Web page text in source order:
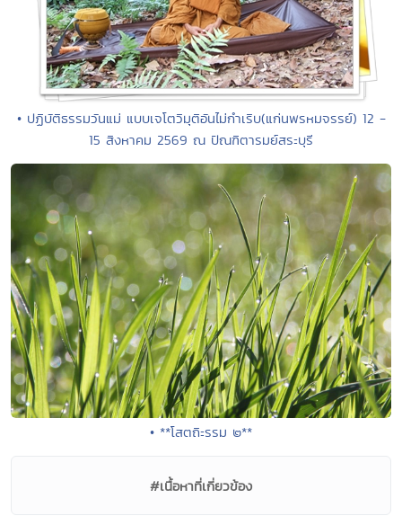
• ปฏิบัติธรรมวันแม่ แบบเจโตวิมุติอันไม่กำเริบ(แก่นพรหมจรรย์) 12 -
15 สิงหาคม 2569 ณ ปัณฑิตารมย์สระบุรี
• **โสตถิะรรม ๒**
#เนื้อหาที่เกี่ยวข้อง